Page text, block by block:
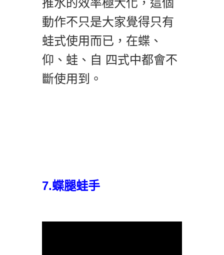
推水的效率極大化，這個
動作不只是大家覺得只有
蛙式使用而已，在蝶、
仰、蛙、自 四式中都會不
斷使用到。
7.蝶腿蛙手